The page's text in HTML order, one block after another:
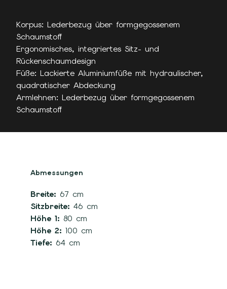
Korpus: Lederbezug über formgegossenem
Schaumstoff
Ergonomisches, integriertes Sitz- und
Rückenschaumdesign
Füße: Lackierte Aluminiumfüße mit hydraulischer,
quadratischer Abdeckung
Armlehnen: Lederbezug über formgegossenem
Schaumstoff
Abmessungen
Breite: 67 cm
Sitzbreite: 46 cm
Höhe 1: 80 cm
Höhe 2: 100 cm
Tiefe: 64 cm